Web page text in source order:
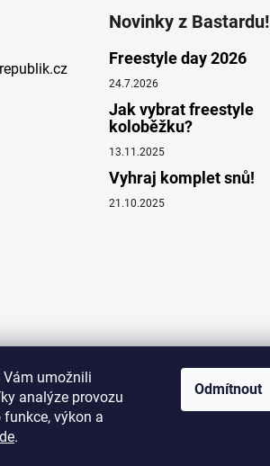
Vám umožnili
analýze provozu
výkon a
.
Odmítnout
d
a
c
r
y
v
Novinky z Bastardu!
Freestyle day 2026
24.7.2026
Jak vybrat freestyle
koloběžku?
13.11.2025
Vyhraj komplet snů!
21.10.2025